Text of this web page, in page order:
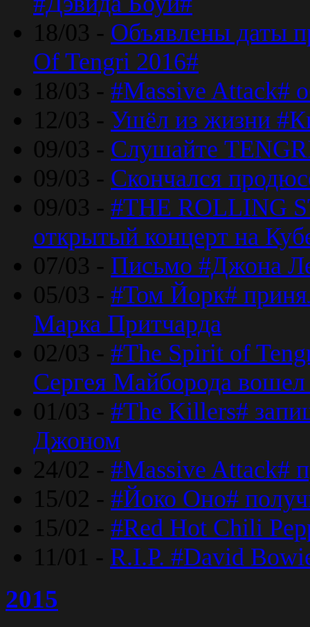
18/03 - Объявлены даты
Of Tengri 2016#
18/03 - #Massive Attack#
12/03 - Ушёл из жизни
09/03 - Слушайте
09/03 - Скончался
09/03 - #THE ROLLING
открытый концерт на
07/03 - Письмо #Джона
05/03 - #Том Йорк#
Марка Притчарда
02/03 - #The Spirit of
Сергея Майборода
01/03 - #The Killers#
Джоном
24/02 - #Massive Attack#
15/02 - #Йоко Оно#
15/02 - #Red Hot Chili
11/01 - R.I.P. #David
2015